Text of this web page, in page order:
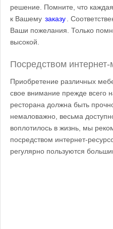
решение. Помните, что
к Вашему заказу
.
Ваши пожелания. Только
высокой.
Посредством интернет-
Приобретение различных
свое внимание прежде всего
ресторана должна быть
немаловажно, весьма
воплотилось в жизнь, мы
посредством интернет-
регулярно пользуются